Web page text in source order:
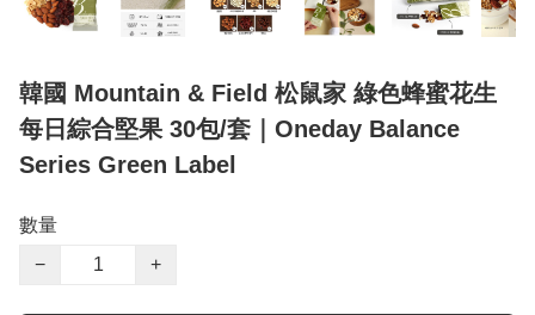
韓國 Mountain & Field 松鼠家 綠色蜂蜜花生
每日綜合堅果 30包/套｜Oneday Balance
Series Green Label
數量
−
+